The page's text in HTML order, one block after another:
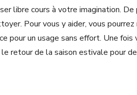
libre cours à votre imagination. De
Pour vous y aider, vous pourrez
pour un usage sans effort. Une fois
retour de la saison estivale pour